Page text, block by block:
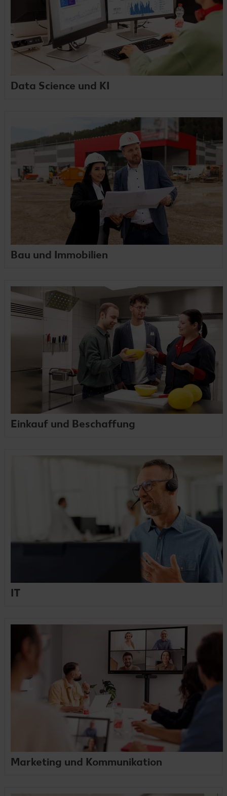
Data Science und KI
Bau und Immobilien
Einkauf und Beschaffung
IT
Marketing und Kommunikation